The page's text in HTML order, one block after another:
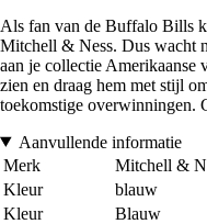
Als fan van de Buffalo Bills
Mitchell & Ness. Dus wacht
aan je collectie Amerikaanse
zien en draag hem met stijl
toekomstige overwinningen.
Aanvullende informatie
Merk
Mitchell &
Kleur
blauw
Kleur
Blauw